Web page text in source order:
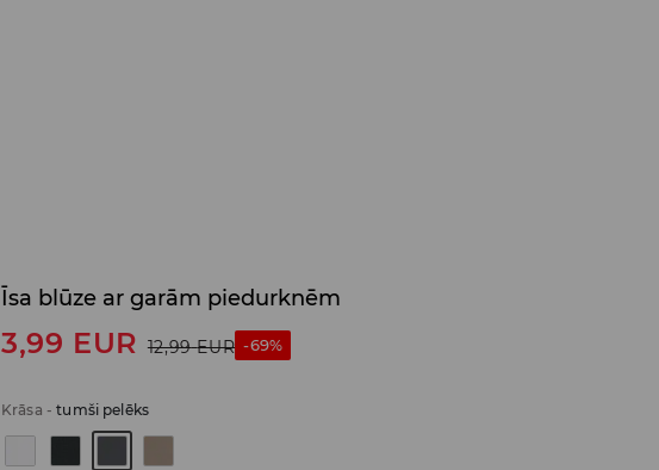
Īsa blūze ar garām piedurknēm
3,99 EUR 12,99 EUR -69%
Krāsa -tumši pelēks